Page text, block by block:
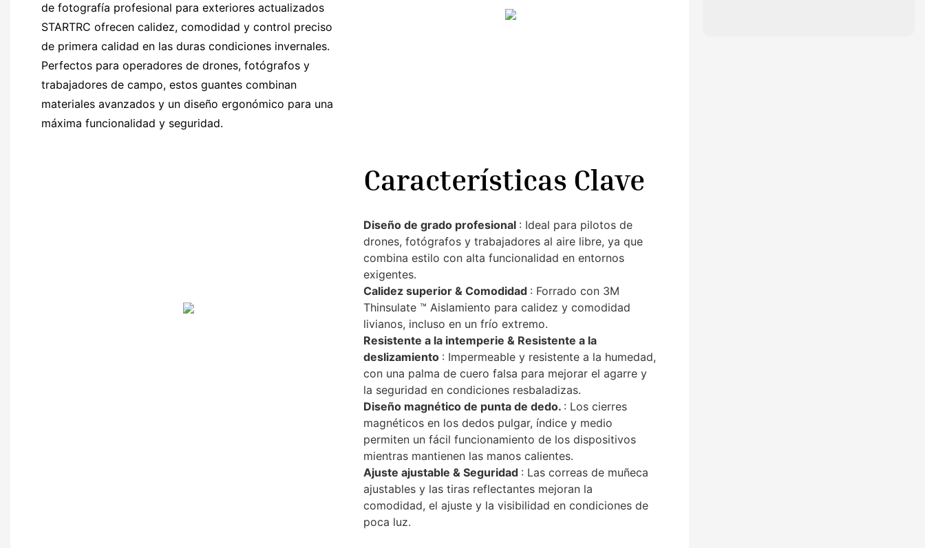
de fotografía profesional para exteriores actualizados
STARTRC ofrecen calidez, comodidad y control preciso
de primera calidad en las duras condiciones invernales.
Perfectos para operadores de drones, fotógrafos y
trabajadores de campo, estos guantes combinan
materiales avanzados y un diseño ergonómico para una
máxima funcionalidad y seguridad.
Características Clave
Diseño de grado profesional : Ideal para pilotos de
drones, fotógrafos y trabajadores al aire libre, ya que
combina estilo con alta funcionalidad en entornos
exigentes.
Calidez superior & Comodidad : Forrado con 3M
Thinsulate ™ Aislamiento para calidez y comodidad
livianos, incluso en un frío extremo.
Resistente a la intemperie & Resistente a la
deslizamiento : Impermeable y resistente a la humedad,
con una palma de cuero falsa para mejorar el agarre y
la seguridad en condiciones resbaladizas.
Diseño magnético de punta de dedo. : Los cierres
magnéticos en los dedos pulgar, índice y medio
permiten un fácil funcionamiento de los dispositivos
mientras mantienen las manos calientes.
Ajuste ajustable & Seguridad : Las correas de muñeca
ajustables y las tiras reflectantes mejoran la
comodidad, el ajuste y la visibilidad en condiciones de
poca luz.